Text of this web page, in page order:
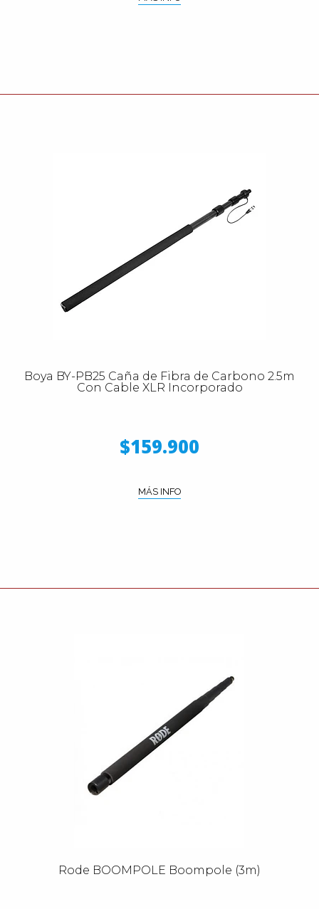
Boya BY-PB25 Caña de Fibra de Carbono 2.5m
Con Cable XLR Incorporado
$159.900
MÁS INFO
Rode BOOMPOLE Boompole (3m)